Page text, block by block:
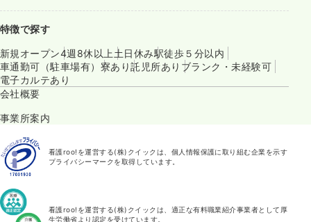
特徴で探す
新規オープン4週8休以上 土日休み駅徒歩５分以内
車通勤可（駐車場有） 寮あり託児所あり ブランク・未経験可
電子カルテあり
会社概要
事業所案内
看護roo!を運営する(株)クイックは、個人情報保護に取り組む企業を示す
プライバシーマークを取得しています。
看護roo!を運営する(株)クイックは、適正な有料職業紹介事業者として厚
生労働省より認定を受けています。